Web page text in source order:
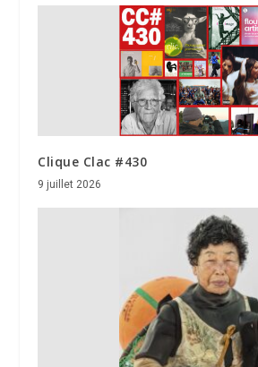
Clique Clac #430
9 juillet 2026